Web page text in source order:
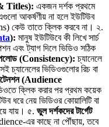
& Titles): একজন দর্শক প্রথমে
আকর্ষণীয় না হলে ইউটিউব
কেউ তাতে ক্লিক করবে না। ২.
): মানুষ ইউটিউবে কী লিখে সার্চ
এবং ট্যাগ দিলে ভিডিও সঠিক
(Consistency): চ্যানেলে
চ্যানেলের ভিডিওগুলোর রিচ বা
(Audience
ক্লিক করার পর প্রথম কয়েক
ধরে নেয় ভিডিওর কোয়ালিটি বা
যায়। ৫. ভুল দর্শকদের টার্গেট
এর কাছে না পৌঁছায়, তবে